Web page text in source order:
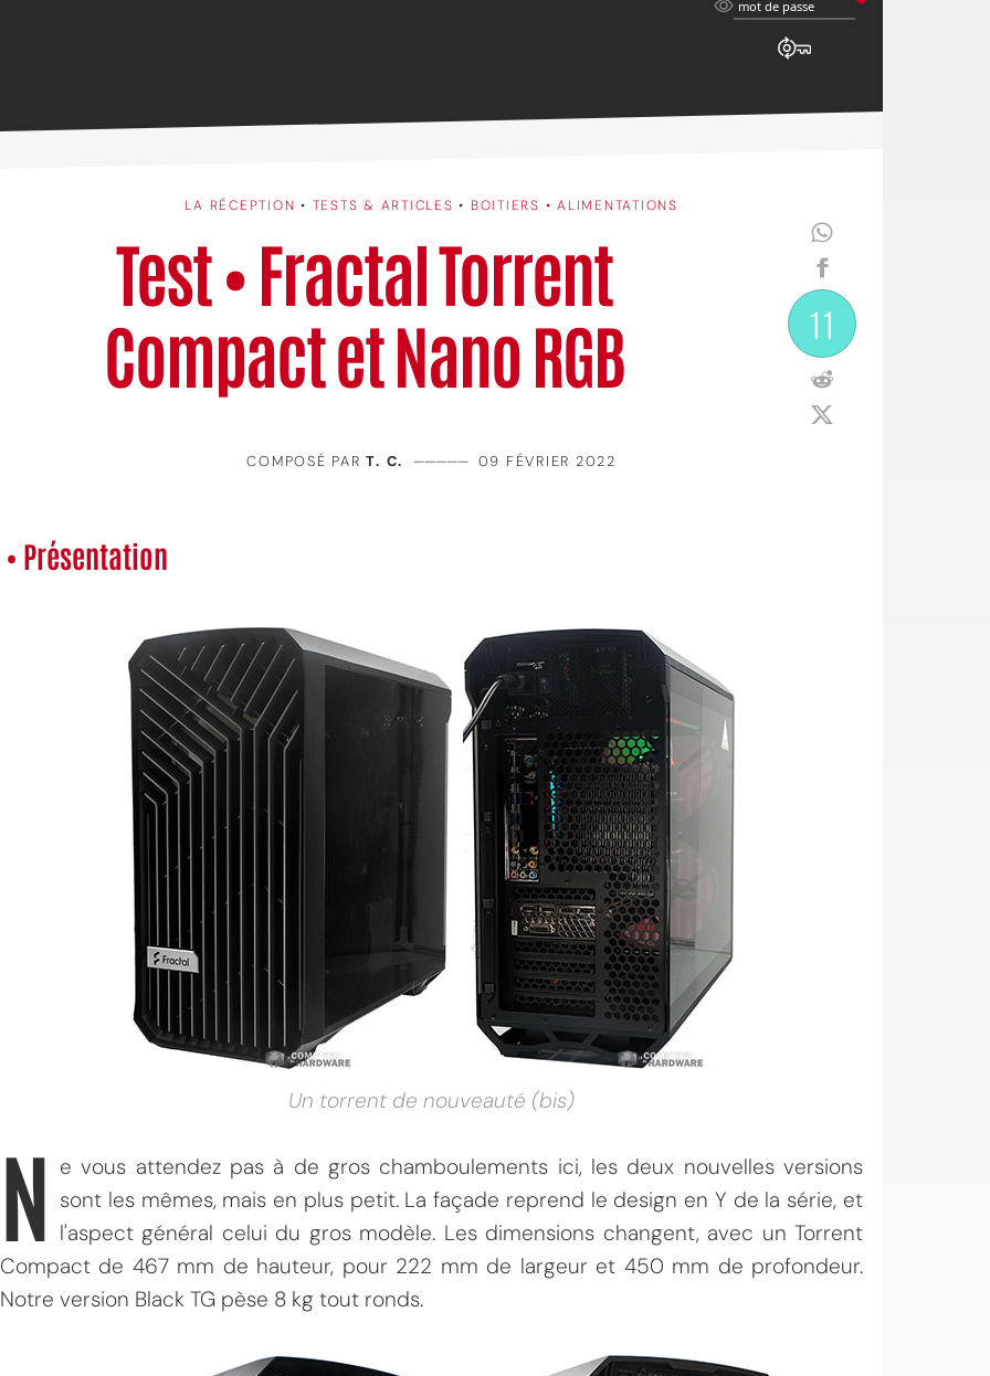
mot de passe
LA RÉCEPTION • TESTS & ARTICLES • BOITIERS • ALIMENTATIONS
Test • Fractal Torrent
Compact et Nano RGB
11
COMPOSÉ PART. C. ————— 09 FÉVRIER 2022
• Présentation
Un torrent de nouveauté (bis)
N e vous attendez pas à de gros chamboulements ici, les deux nouvelles versions
sont les mêmes, mais en plus petit. La façade reprend le design en Y de la série, et
l'aspect général celui du gros modèle. Les dimensions changent, avec un Torrent
Compact de 467 mm de hauteur, pour 222 mm de largeur et 450 mm de profondeur.
Notre version Black TG pèse 8 kg tout ronds.